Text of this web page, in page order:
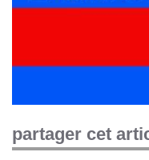
partager cet